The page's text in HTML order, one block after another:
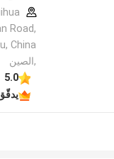
Road,
China
,الصين
5.0